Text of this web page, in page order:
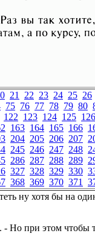
21 22 23 24 25 26
75 76 77 78 79 80
122 123 124 125 126
163 164 165 166
204 205 206 207
245 246 247 248
286 287 288 289
327 328 329 330
368 369 370 371
ну хотя бы на
Но при этом чтобы